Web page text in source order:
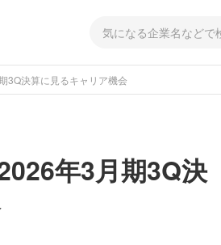
決算に見るキャリア機会
年3月期3Q決